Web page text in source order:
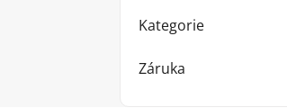
Kategorie
Záruka